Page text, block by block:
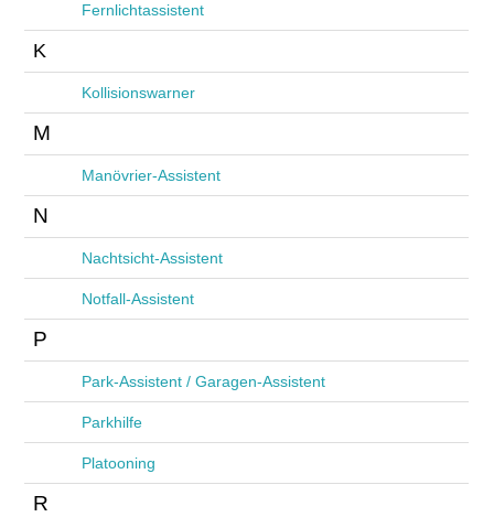
Fernlichtassistent
K
Kollisionswarner
M
Manövrier-Assistent
N
Nachtsicht-Assistent
Notfall-Assistent
P
Park-Assistent / Garagen-Assistent
Parkhilfe
Platooning
R